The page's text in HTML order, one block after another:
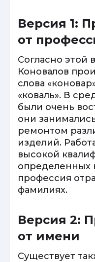
Версия 1:
от
Согласно этой
Коновалов
слова
«коваль». В
были очень
они
ремонтом
изделий.
высокой
определенных
профессия
фамилиях.
Версия 2:
от имени
Существует